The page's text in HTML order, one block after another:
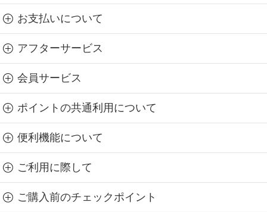
お支払いについて
アフターサービス
会員サービス
ポイントの共通利用について
便利機能について
ご利用に際して
ご購入前のチェックポイント